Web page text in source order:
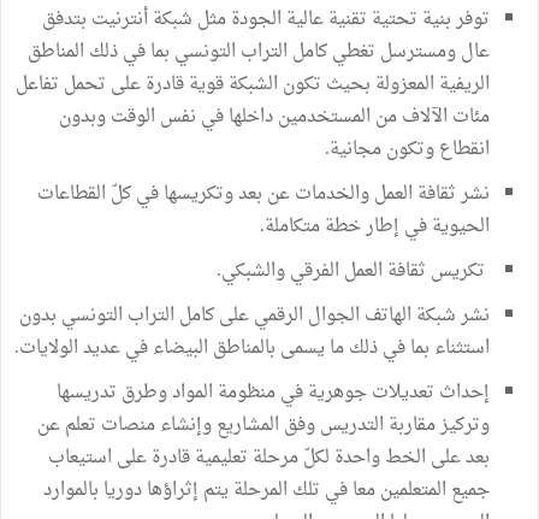
توفر بنية تحتية تقنية عالية الجودة مثل شبكة أنترنيت بتدفق
عال ومسترسل تغطي كامل التراب التونسي بما في ذلك المناطق
الريفية المعزولة بحيث تكون الشبكة قوية قادرة على تحمل تفاعل
مئات الآلاف من المستخدمين داخلها في نفس الوقت وبدون
انقطاع وتكون مجانية.
نشر ثقافة العمل والخدمات عن بعد وتكريسها في كلّ القطاعات
الحيوية في إطار خطة متكاملة.
تكريس ثقافة العمل الفرقي والشبكي.
نشر شبكة الهاتف الجوال الرقمي على كامل التراب التونسي بدون
استثناء بما في ذلك ما يسمى بالمناطق البيضاء في عديد الولايات.
إحداث تعديلات جوهرية في منظومة المواد وطرق تدريسها
وتركيز مقاربة التدريس وفق المشاريع وإنشاء منصات تعلم عن
بعد على الخط واحدة لكلّ مرحلة تعليمية قادرة على استيعاب
جميع المتعلمين معا في تلك المرحلة يتم إثراؤها دوريا بالموارد